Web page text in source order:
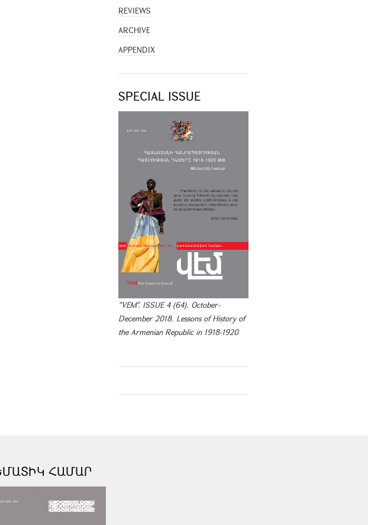
REVIEWS
ARCHIVE
APPENDIX
SPECIAL ISSUE
"VEM". ISSUE 4 (64). October-
December 2018. Lessons of History of
the Armenian Republic in 1918-1920
ՀԱՄԱՐ